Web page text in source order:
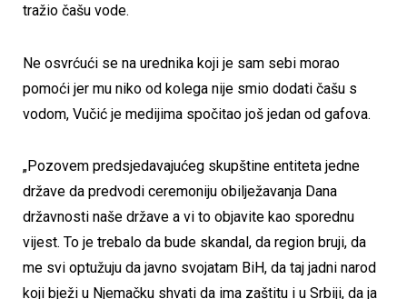
tražio čašu vode.
Ne osvrćući se na urednika koji je sam sebi morao
pomoći jer mu niko od kolega nije smio dodati čašu s
vodom, Vučić je medijima spočitao još jedan od gafova.
„Pozovem predsjedavajućeg skupštine entiteta jedne
države da predvodi ceremoniju obilježavanja Dana
državnosti naše države a vi to objavite kao sporednu
vijest. To je trebalo da bude skandal, da region bruji, da
me svi optužuju da javno svojatam BiH, da taj jadni narod
koji bježi u Njemačku shvati da ima zaštitu i u Srbiji, da ja